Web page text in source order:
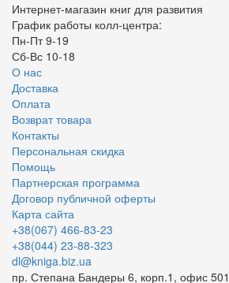
Интернет-магазин книг для развития
График работы колл-центра:
Пн-Пт 9-19
Сб-Вс 10-18
О нас
Доставка
Оплата
Возврат товара
Контакты
Персональная скидка
Помощь
Партнерская программа
Договор публичной оферты
Карта сайта
+38(067) 466-83-23
+38(044) 23-88-323
dl@kniga.biz.ua
пр. Степана Бандеры 6, корп.1, офис